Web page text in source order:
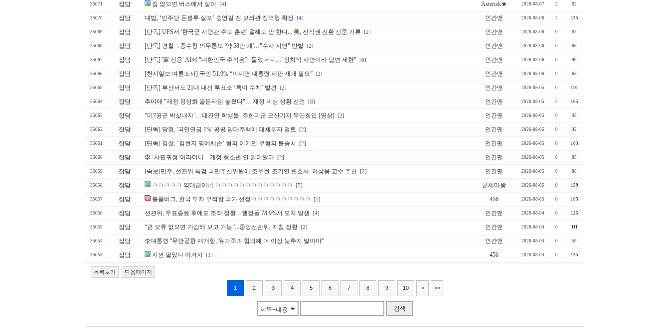
35071 잡담 집 없으면 버스에서 살아 [4] Asterisk★ 2026-08-07 2 62
35070 잡담 대법, ‘민주당 돈봉투 살포’ 송영길 전 보좌관 징역형 확정 [4] 인간맨 2026-08-06 2 135
35069 잡담 [단독] UFS서 '한국군 사령관 주도 훈련' 올해도 안 한다... 美, 전작권 전환 신중 기류 [2] 인간맨 2026-08-06 0 67
35068 잡담 [단독] 경찰→중수청 의무통보 '약 58만 개'…"수사 지연" 반발 [2] 인간맨 2026-08-06 0 66
35067 잡담 [단독] '軍 전용' AI에 "대한민국 주적은?" 물었더니…"정치적 사안이라 답변 제한" [6] 인간맨 2026-08-06 0 99
35066 잡담 [천지일보 여론조사] 국민 51.9% “이재명 대통령 재판 재개 필요” [2] 인간맨 2026-08-06 0 65
35065 잡담 [단독] 부산서도 21대 대선 투표소 ‘특이 수치’ 발견 [2] 인간맨 2026-08-05 0 110
35064 잡담 추미애 "재정 정상화 골든타임 놓쳤다"… 재정 비상 상황 선언 [8] 인간맨 2026-08-05 2 165
35063 잡담 "미7공군 박살내자"…대진연 학생들, 주한미군 오산기지 무단침입 [영상] [2] 인간맨 2026-08-05 0 93
35062 잡담 [단독] 당정, '국민연금 1%' 공공 임대주택에 대체투자 검토 [2] 인간맨 2026-08-05 0 92
35061 잡담 [단독] 경찰, ‘김현지 명예훼손’ 혐의 이기인 무혐의 불송치 [2] 인간맨 2026-08-05 0 103
35060 잡담 李 ‘사필귀정’이라더니... 개정 형소법 안 읽어봤다 [2] 인간맨 2026-08-05 0 85
35059 잡담 [속보]민주, 선관위 특검 국민추천위원에 조두현·조기연 변호사, 하상응 교수 추천 [2] 인간맨 2026-08-05 0 88
35058 잡담 ㅋㅋㅋㅋㅋ 역대급이네 ㅋㅋㅋㅋㅋㅋㅋㅋㅋㅋㅋㅋㅋ [7] 군세마왕 2026-08-05 0 159
35057 잡담 블룸버그, 한국 투자 부적합 국가 선정ㅋㅋㅋㅋㅋㅋㅋㅋㅋㅋ [1] 456 2026-08-05 0 105
35056 잡담 선관위, 투표종료 후에도 조작 정황…행정동 78.9%서 오차 발생 [4] 인간맨 2026-08-04 0 125
35055 잡담 “큰 오류 없으면 가감해 보고 가능”...중앙선관위, 지침 정황 [2] 인간맨 2026-08-04 0 111
35054 잡담 李대통령 "무안공항 재개항, 유가족과 협의해 더 이상 늦추지 말아야" 인간맨 2026-08-04 0 59
35053 잡담 지껀 팔았다 이거지 [1] 456 2026-08-04 0 135
목록보기 다음페이지
1 2 3 4 5 6 7 8 9 10 > >>
제목+내용 검색